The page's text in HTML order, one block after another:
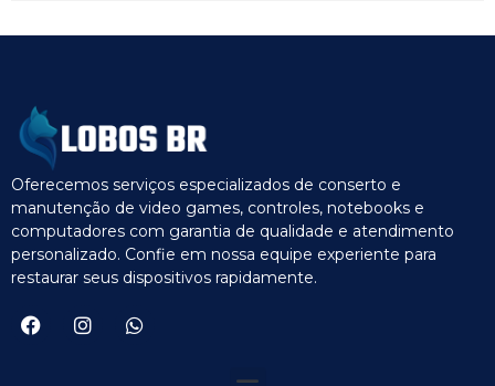
Oferecemos serviços especializados de conserto e
manutenção de video games, controles, notebooks e
computadores com garantia de qualidade e atendimento
personalizado. Confie em nossa equipe experiente para
restaurar seus dispositivos rapidamente.